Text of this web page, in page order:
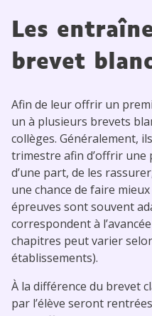
Les
brevet
Afin de leur offrir un
un à plusieurs brevets
collèges. Généralement,
trimestre afin d’offrir une
d’une part, de les
une chance de faire
épreuves sont souvent
correspondent à
chapitres peut varier
établissements).
À la différence du brevet
par l’élève seront